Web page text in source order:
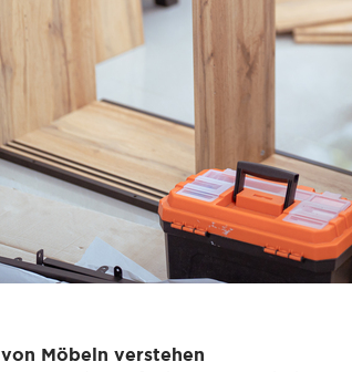
Möbeln verstehen